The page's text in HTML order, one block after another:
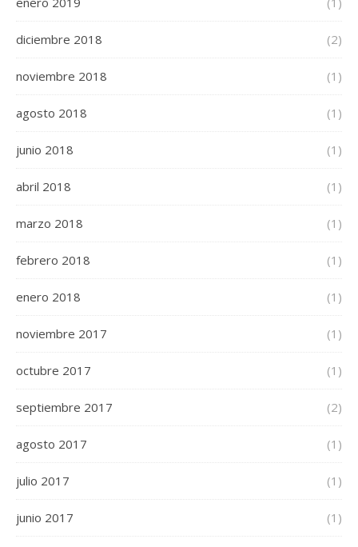
diciembre 2018 (2)
noviembre 2018 (1)
agosto 2018 (1)
junio 2018 (1)
abril 2018 (1)
marzo 2018 (1)
febrero 2018 (1)
enero 2018 (1)
noviembre 2017 (1)
octubre 2017 (1)
septiembre 2017 (2)
agosto 2017 (1)
julio 2017 (1)
junio 2017 (1)